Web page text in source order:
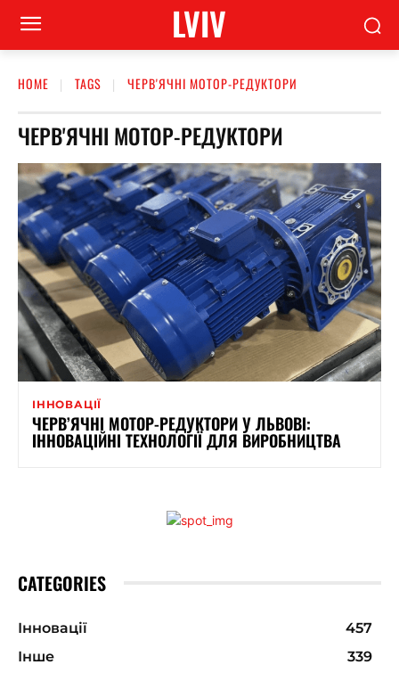
LVIV
HOME TAGS ЧЕРВ'ЯЧНІ МОТОР-РЕДУКТОРИ
ЧЕРВ'ЯЧНІ МОТОР-РЕДУКТОРИ
ІННОВАЦІЇ
ЧЕРВ’ЯЧНІ МОТОР-РЕДУКТОРИ У ЛЬВОВІ:
ІННОВАЦІЙНІ ТЕХНОЛОГІЇ ДЛЯ ВИРОБНИЦТВА
CATEGORIES
Інновації
457
Інше
339